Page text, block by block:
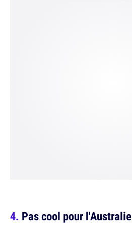
Pas cool pour l'Australie